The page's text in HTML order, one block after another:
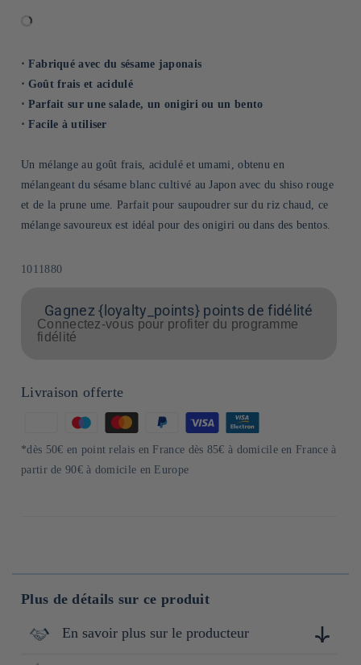
⋅ Fabriqué avec du sésame japonais
⋅ Goût frais et acidulé
⋅ Parfait sur une salade, un onigiri ou un bento
⋅ Facile à utiliser
Un mélange au goût frais, acidulé et umami, obtenu en
mélangeant du sésame blanc cultivé au Japon avec du shiso rouge
et de la prune ume. Parfait pour saupoudrer sur du riz chaud, ce
mélange savoureux est idéal pour des onigiri ou dans des bentos.
SKU:
1011880
Gagnez {loyalty_points} points de fidélité
Connectez-vous pour profiter du programme
fidélité
Livraison offerte
de
paiement
*dès 50€ en point relais en France dès 85€ à domicile en France à
partir de 90€ à domicile en Europe
Plus de détails sur ce produit
En savoir plus sur le producteur